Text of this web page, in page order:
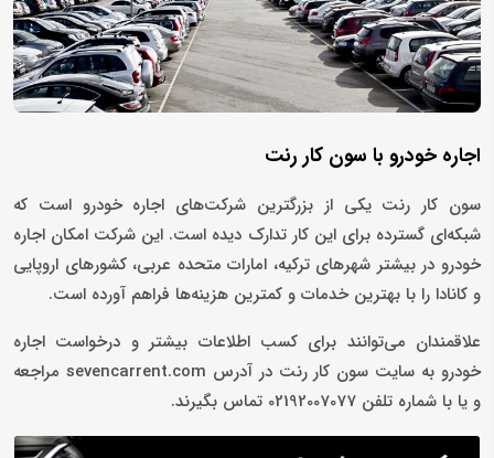
اجاره خودرو با سون کار رنت
سون کار رنت یکی از بزرگترین شرکت‌های اجاره خودرو است که
شبکه‌ای گسترده برای این کار تدارک دیده است. این شرکت امکان اجاره
خودرو در بیشتر شهرهای ترکیه، امارات متحده عربی، کشورهای اروپایی
و کانادا را با بهترین خدمات و کمترین هزینه‌ها فراهم آورده است.
علاقمندان می‌توانند برای کسب اطلاعات بیشتر و درخواست اجاره
خودرو به سایت سون کار رنت در آدرس sevencarrent.com مراجعه
و یا با شماره تلفن 02192007077 تماس بگیرند.